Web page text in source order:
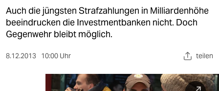
kultur
sport
berlin
Auch die jüngsten Strafzahlungen in Milliardenhöhe
beeindrucken die Investmentbanken nicht. Doch
Gegenwehr bleibt möglich.
8.12.2013 10:00 Uhr teilen